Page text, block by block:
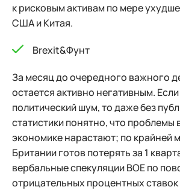
к рисковым активам по мере
США и Китая.
Brexit&Фунт
За месяц до очередного важного
остается активно негативным.
политический шум, то даже без
статистики понятно, что проблемы
экономике нарастают; по крайней
Британии готов потерять за 1
вербальные спекуляции BOE по
отрицательных процентных ставок